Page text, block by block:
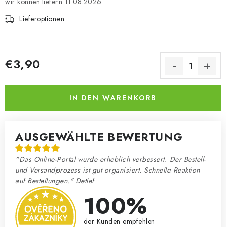
Lieferoptionen
€3,90
IN DEN WARENKORB
AUSGEWÄHLTE BEWERTUNG
"Das Online-Portal wurde erheblich verbessert. Der Bestell-
und Versandprozess ist gut organisiert. Schnelle Reaktion
auf Bestellungen." Detlef
100%
der Kunden empfehlen